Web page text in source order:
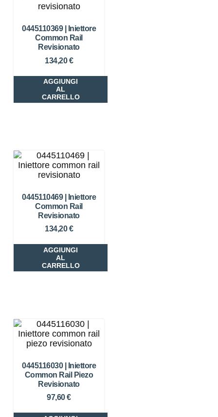
0445110369 | Iniettore
Common Rail
Revisionato
134,20€
AGGIUNGI
AL
CARRELLO
0445110469 | Iniettore
Common Rail
Revisionato
134,20€
AGGIUNGI
AL
CARRELLO
0445116030 | Iniettore
Common Rail Piezo
Revisionato
97,60€